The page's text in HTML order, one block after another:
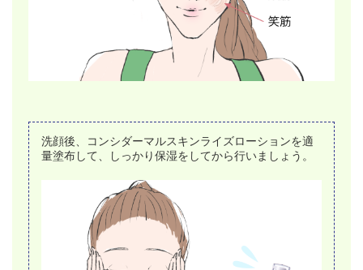
洗顔後、コンシダーマルスキンライズローションを適
量塗布して、しっかり保湿をしてから行いましょう。